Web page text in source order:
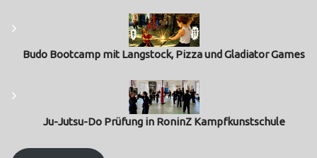
Budo Bootcamp mit Langstock, Pizza und Gladiator Games
Ju-Jutsu-Do Prüfung in RoninZ Kampfkunstschule